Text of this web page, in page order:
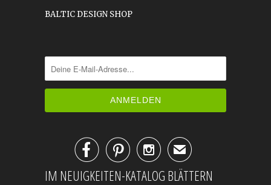
BALTIC DESIGN SHOP
✉
IM NEUIGKEITEN-KATALOG BLÄTTERN